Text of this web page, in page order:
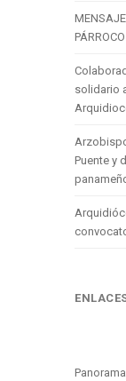
solidario
Puente y